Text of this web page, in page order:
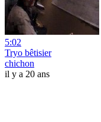
5:02
Tryo bêtisier
chichon
il y a 20 ans